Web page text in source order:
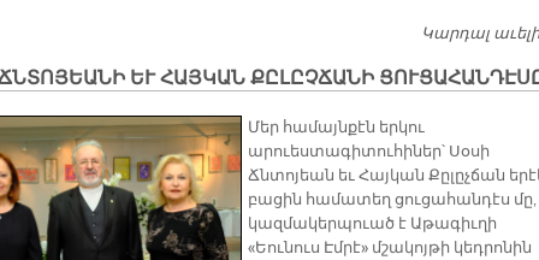
Կարդալ
ԵՒ ՀԱՅԿԱՆ ՔԸԼԸՉՃԱՆԻ
Մեր համայնքէն երկու
արուեստագիտուհիներ՝ Սօսի
Ճնտոյեան եւ Հայկան Քըլըչճան
բացին համատեղ ցուցահանդէս մը,
կազմակերպուած է Աթագիւղի
«Եունուս Էմրէ» մշակոյթի կեդրոնին